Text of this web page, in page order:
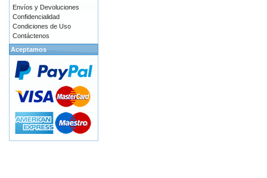
Envíos y Devoluciones
Confidencialidad
Condiciones de Uso
Contáctenos
Aceptamos